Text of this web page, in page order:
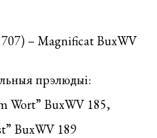
– Magnificat BuxWV
прэлюдыі:
Wort” BuxWV 185,
BuxWV 189